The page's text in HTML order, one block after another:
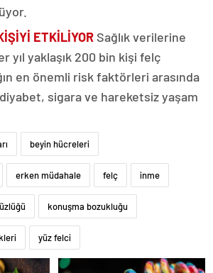
ETKİLİYOR Sağlık verilerine
yıl yaklaşık 200 bin kişi felç
en önemli risk faktörleri arasında
sigara ve hareketsiz yaşam
beyin hücreleri
erken müdahale felç inme
konuşma bozukluğu
yüz felci